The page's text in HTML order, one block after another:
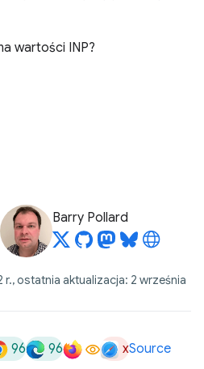
wartości INP?
Barry Pollard
ostatnia aktualizacja: 2 września
96 96 xSource